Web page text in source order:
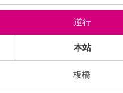
逆行
本站
板橋